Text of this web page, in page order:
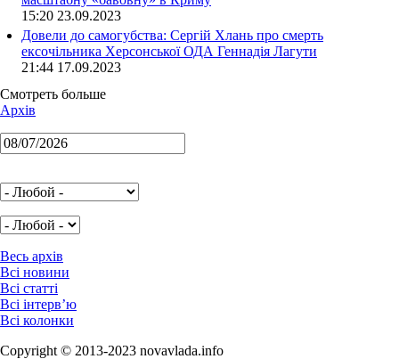
15:20 23.09.2023
Довели до самогубства: Сергій Хлань про смерть
ексочільника Херсонської ОДА Геннадія Лагути
21:44 17.09.2023
Смотреть больше
Архів
Весь архів
Всі новини
Всі статті
Всі інтерв’ю
Всі колонки
Copyright © 2013-2023 novavlada.info